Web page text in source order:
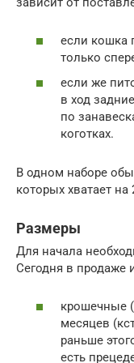
если кошка
только
если же
в ход
по
коготках.
В одном наборе
которых хватает на
Размеры
Для начала
Сегодня в продаже
крошечные
месяцев
раньше
есть